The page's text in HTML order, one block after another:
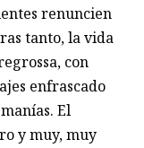
renuncien
tanto, la vida
con
enfrascado
El
y muy, muy